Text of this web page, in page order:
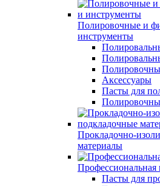
Полировочные и
инструменты
Аксессуары
Пасты для
Прокладочно-
материалы
Профессиональная
Пасты для